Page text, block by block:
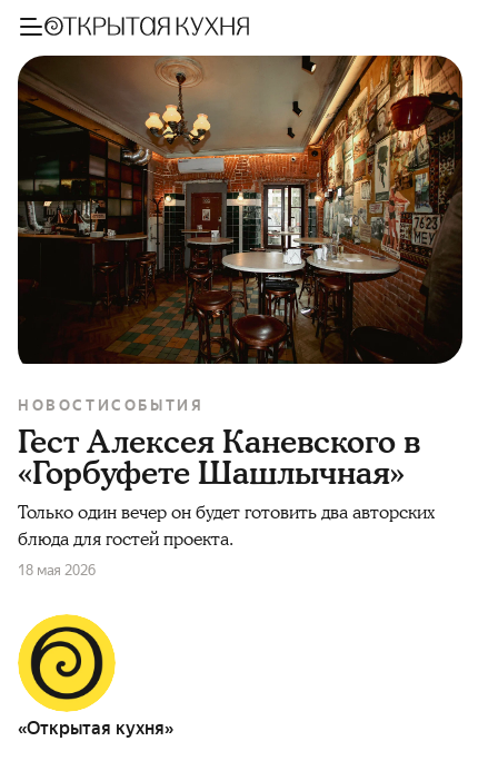
НОВОСТИСОБЫТИЯ
Гест Алексея Каневского в
«Горбуфете Шашлычная»
Только один вечер он будет готовить два авторских
блюда для гостей проекта.
18 мая 2026
«Открытая кухня»